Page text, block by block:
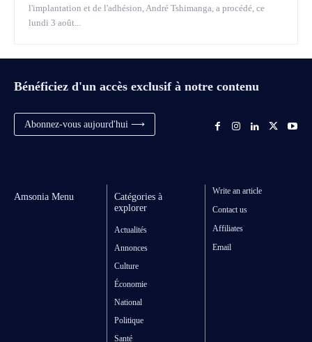
l'implantation et de l'adhésion, André Tshimanga, a procédé, ce
lundi 3 août...
Bénéficiez d'un accès exclusif à notre contenu
Abonnez-vous aujourd'hui ⟶
Amsonia Menu
Catégories à
explorer
Actualités
Annonces
Culture
Économie
National
Politique
Santé
Write an article
Contact us
Affiliates
Email